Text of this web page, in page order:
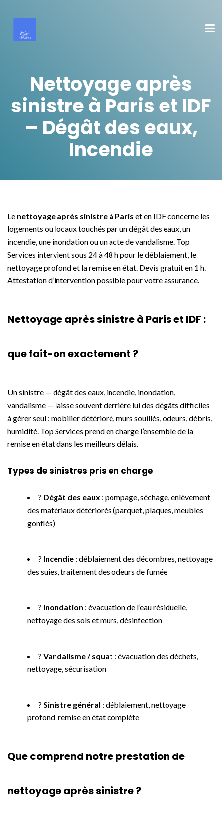
Nettoyage après
sinistre à Paris et IDF
– Dégât des eaux,
Incendie
Le nettoyage après sinistre à Paris et en IDF concerne les
logements ou locaux touchés par un dégât des eaux, un
incendie, une inondation ou un acte de vandalisme. Top
Services intervient sous 24 à 48 h pour le déblaiement, le
nettoyage profond et la remise en état. Devis gratuit en 1 h.
Attestation d’intervention possible pour votre assurance.
Nettoyage après sinistre à Paris et IDF :
que fait-on exactement ?
Un sinistre — dégât des eaux, incendie, inondation,
vandalisme — laisse souvent derrière lui des dégâts difficiles
à gérer seul : mobilier détérioré, murs souillés, odeurs, débris,
humidité. Top Services prend en charge l’ensemble de la
remise en état dans les meilleurs délais.
Types de sinistres pris en charge
? Dégât des eaux : pompage, séchage, enlèvement
des matériaux détériorés (parquet, plaques, meubles
gonflés)
? Incendie : déblaiement des décombres, nettoyage
des suies, traitement des odeurs de fumée
? Inondation : évacuation de l’eau résiduelle,
nettoyage des sols et murs, désinfection
? Vandalisme / squat : évacuation des déchets,
nettoyage, sécurisation
? Sinistre général : déblaiement, nettoyage
profond, remise en état complète
Que comprend notre prestation de
nettoyage après sinistre ?